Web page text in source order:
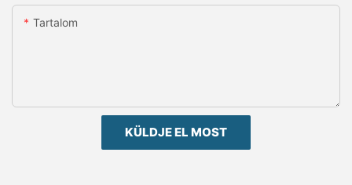
Tartalom
KÜLDJE EL MOST